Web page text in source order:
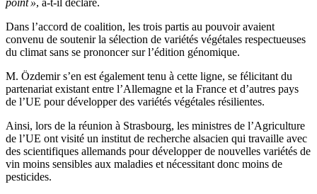
point », a-t-il déclaré.
Dans l’accord de coalition, les trois partis au pouvoir avaient
convenu de soutenir la sélection de variétés végétales respectueuses
du climat sans se prononcer sur l’édition génomique.
M. Özdemir s’en est également tenu à cette ligne, se félicitant du
partenariat existant entre l’Allemagne et la France et d’autres pays
de l’UE pour développer des variétés végétales résilientes.
Ainsi, lors de la réunion à Strasbourg, les ministres de l’Agriculture
de l’UE ont visité un institut de recherche alsacien qui travaille avec
des scientifiques allemands pour développer de nouvelles variétés de
vin moins sensibles aux maladies et nécessitant donc moins de
pesticides.